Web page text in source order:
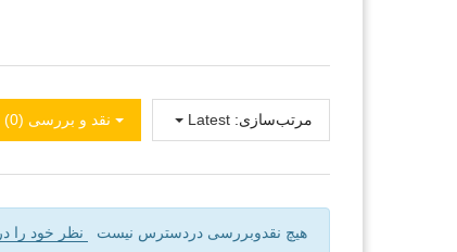
نقد و بررسی‌‌ (0) مرتب‌سازی: Latest
هیچ نقدوبررسی دردسترس نیست نظر خود را